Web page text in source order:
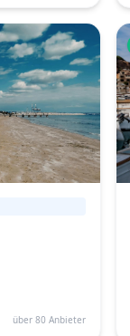
über 80 Anbieter